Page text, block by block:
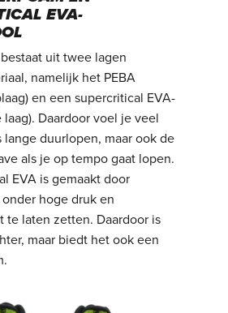
EVA-
uit twee lagen
namelijk het PEBA
en een supercritical EVA-
Daardoor voel je veel
duurlopen, maar ook de
als je op tempo gaat lopen.
EVA is gemaakt door
hoge druk en
te laten zetten. Daardoor is
maar biedt het ook een